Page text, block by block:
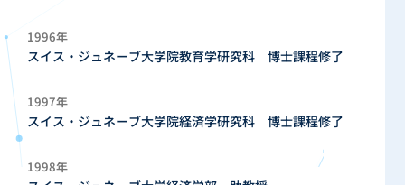
1996年
スイス・ジュネーブ大学院教育学研究科 博士課程修了
1997年
スイス・ジュネーブ大学院経済学研究科 博士課程修了
1998年